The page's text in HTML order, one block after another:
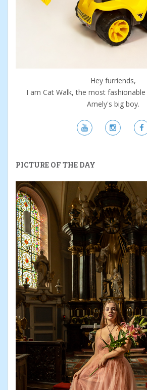
Hey furriends,
I am Cat Walk, the most
Amely's big boy.
PICTURE OF THE DAY